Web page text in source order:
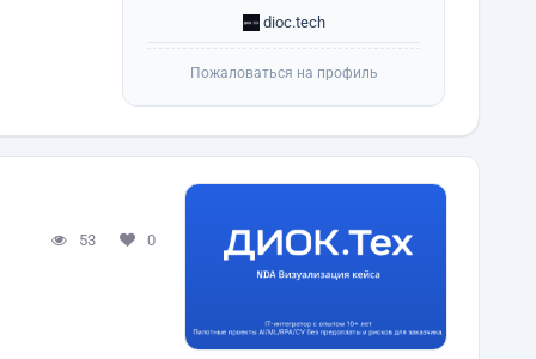
dioc.tech
Пожаловаться на профиль
53 0